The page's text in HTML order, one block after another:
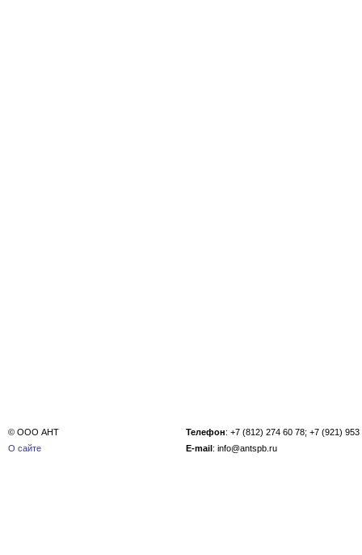
© ООО АНТ
О сайте
Телефон: +7 (812) 274 60 78; +7 (921) 953
E-mail: info@antspb.ru